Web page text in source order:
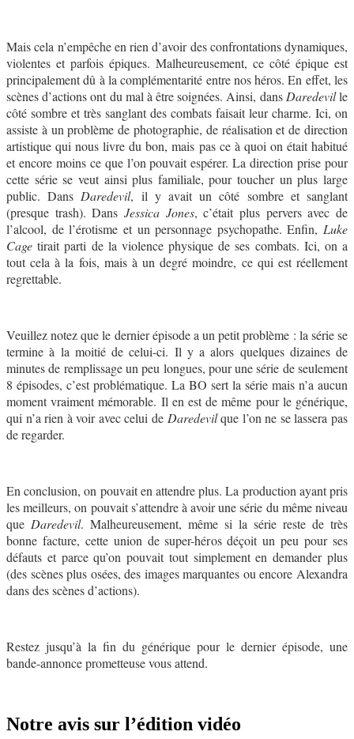
Mais cela n’empêche en rien d’avoir des confrontations dynamiques,
violentes et parfois épiques. Malheureusement, ce côté épique est
principalement dû à la complémentarité entre nos héros. En effet, les
scènes d’actions ont du mal à être soignées. Ainsi, dansDaredeville
côté sombre et très sanglant des combats faisait leur charme. Ici, on
assiste à un problème de photographie, de réalisation et de direction
artistique qui nous livre du bon, mais pas ce à quoi on était habitué
et encore moins ce que l’on pouvait espérer. La direction prise pour
cette série se veut ainsi plus familiale, pour toucher un plus large
public. DansDaredevil, il y avait un côté sombre et sanglant
(presque trash). Dans Jessica Jones, c’était plus pervers avec de
l’alcool, de l’érotisme et un personnage psychopathe. Enfin, Luke
Cage tirait parti de la violence physique de ses combats. Ici, on a
tout cela à la fois, mais à un degré moindre, ce qui est réellement
regrettable.
Veuillez notez que le dernier épisode a un petit problème : la série se
termine à la moitié de celui-ci. Il y a alors quelques dizaines de
minutes de remplissage un peu longues, pour une série de seulement
8 épisodes, c’est problématique. La BO sert la série mais n’a aucun
moment vraiment mémorable. Il en est de même pour le générique,
qui n’a rien à voir avec celui de Daredevilque l’on ne se lassera pas
de regarder.
En conclusion, on pouvait en attendre plus. La production ayant pris
les meilleurs, on pouvait s’attendre à avoir une série du même niveau
que Daredevil. Malheureusement, même si la série reste de très
bonne facture, cette union de super-héros déçoit un peu pour ses
défauts et parce qu’on pouvait tout simplement en demander plus
(des scènes plus osées, des images marquantes ou encore Alexandra
dans des scènes d’actions).
Restez jusqu’à la fin du générique pour le dernier épisode, une
bande-annonce prometteuse vous attend.
Notre avis sur l’édition vidéo